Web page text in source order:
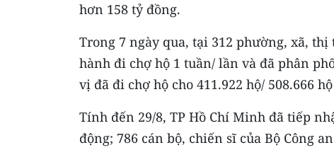
hơn 158 tỷ đồng.
Trong 7 ngày qua, tại 312 phường, xã,
hành đi chợ hộ 1 tuần/ lần và đã phân
vị đã đi chợ hộ cho 411.922 hộ/ 508.666
Tính đến 29/8, TP Hồ Chí Minh đã tiếp
động; 786 cán bộ, chiến sĩ của Bộ Công